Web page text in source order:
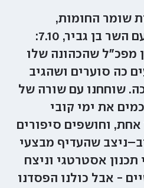
שומר החומות,
ההפגנות, העימותים עם השר בן גביר, 7.10:
מפכ"ל שהכהונה שלו
כה סוערים ושהגיב
שוחחנו עם שורה של
את ימי קובי
וחושפים סיפורים
שהעדיף מבצעי
תכנון אסטרטגי וניצח
- אבל כולנו הפסדנו